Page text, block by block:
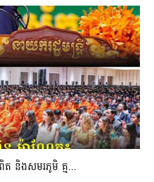
និងសមរភូមិ គ្ម...